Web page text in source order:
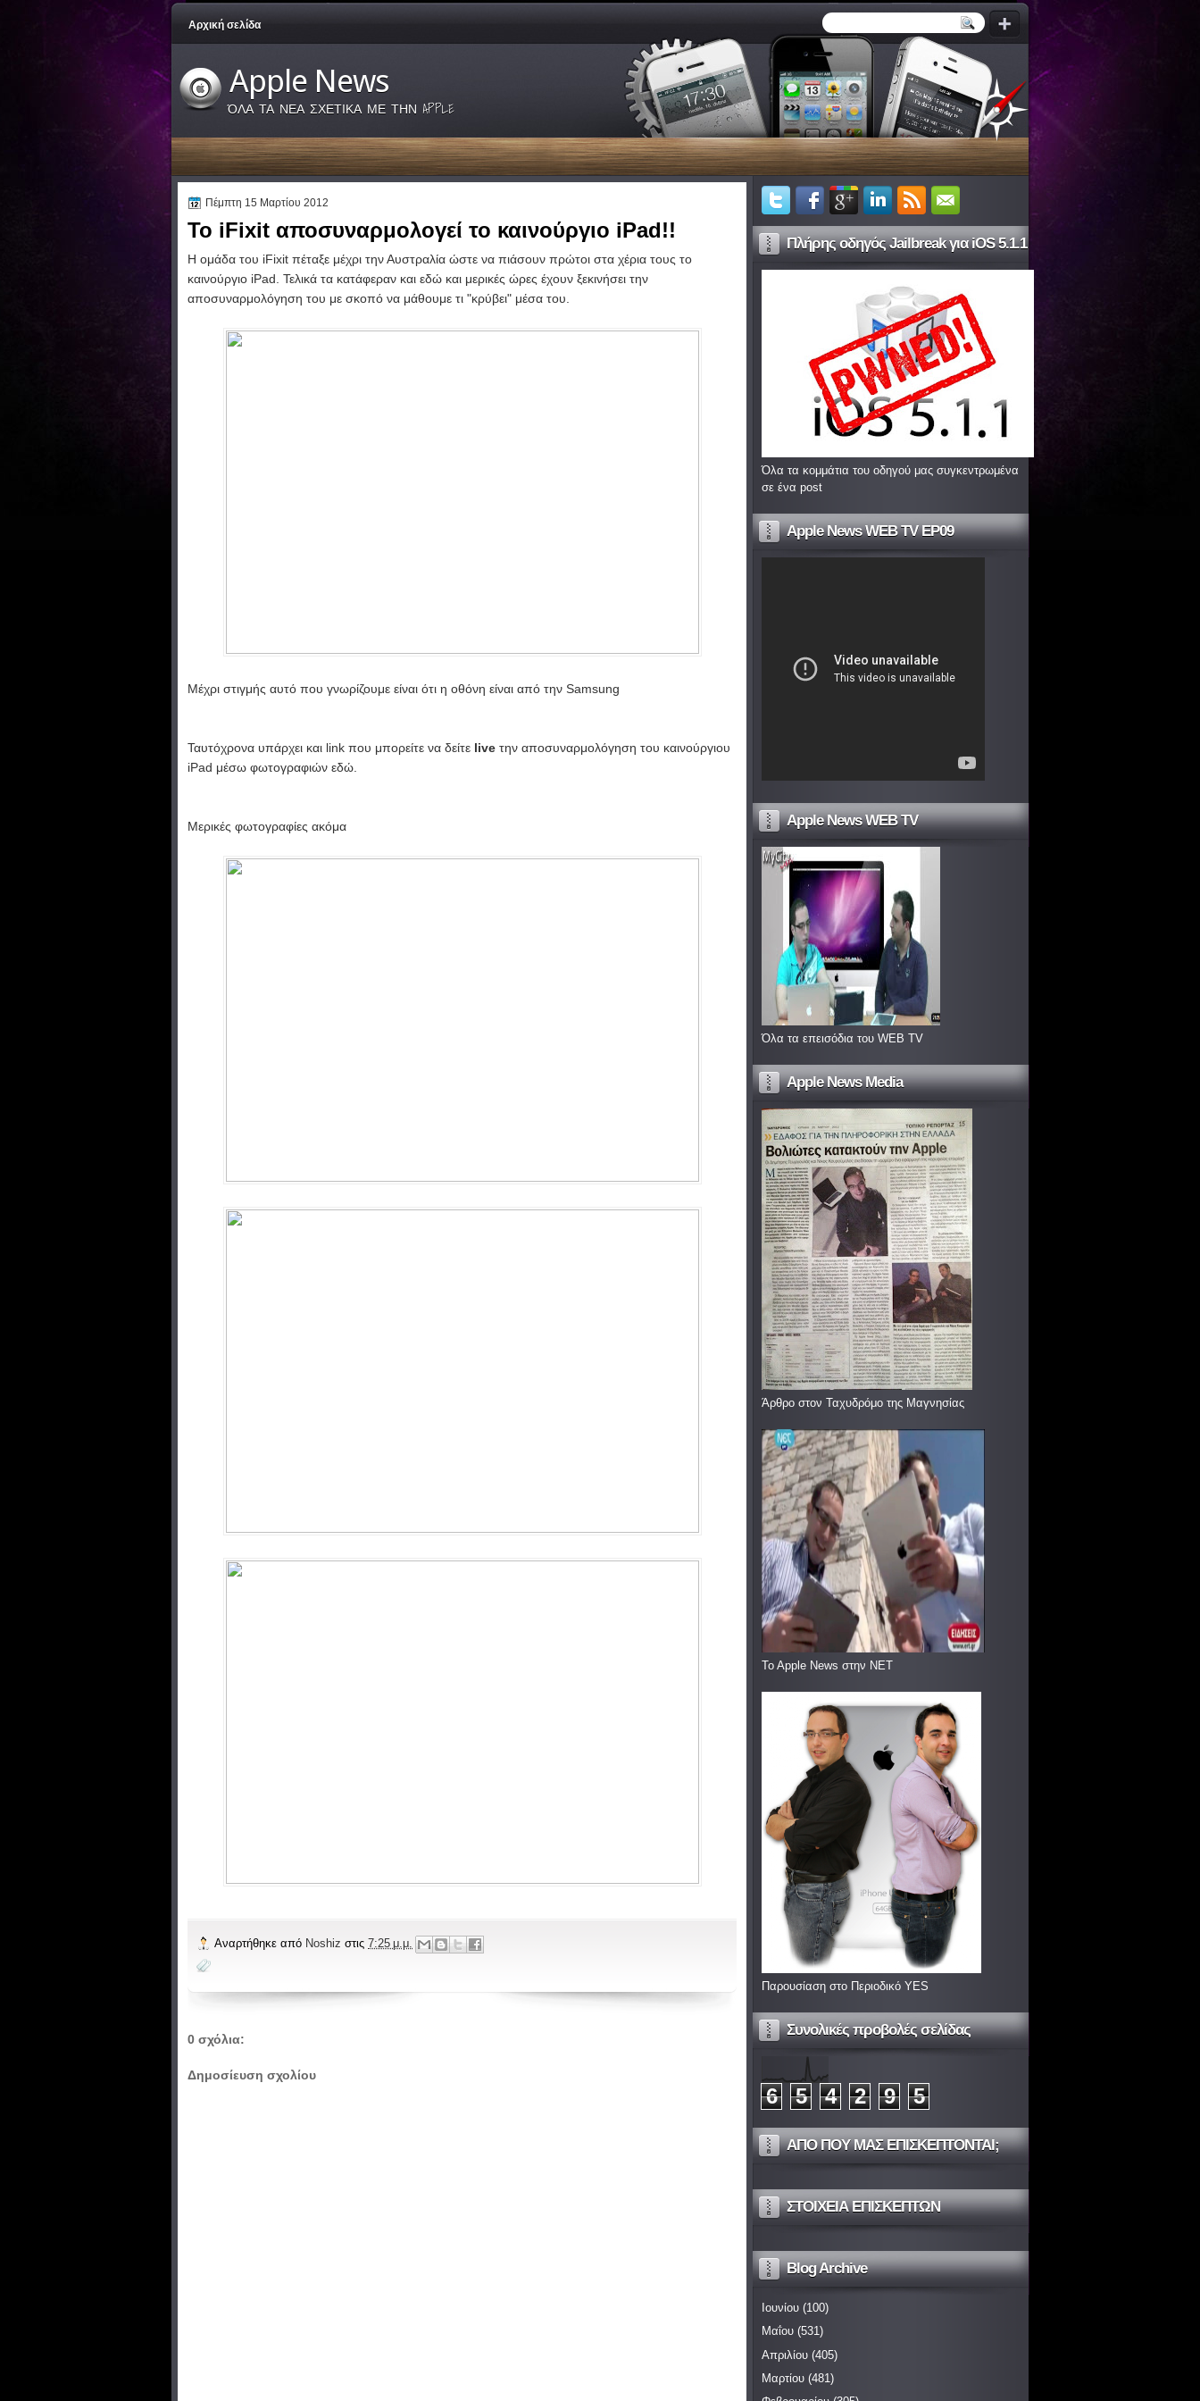
Αρχική σελίδα
Apple News
ΌΛΑ ΤΑ ΝΕΑ ΣΧΕΤΙΚΑ ΜΕ ΤΗΝ APPLE
Πέμπτη 15 Μαρτίου 2012
Το iFixit αποσυναρμολογεί το καινούργιο iPad!!
Η ομάδα του iFixit πέταξε μέχρι την Αυστραλία ώστε να πιάσουν πρώτοι στα χέρια τους το
καινούργιο iPad. Τελικά τα κατάφεραν και εδώ και μερικές ώρες έχουν ξεκινήσει την
αποσυναρμολόγηση του με σκοπό να μάθουμε τι "κρύβει" μέσα του.
Μέχρι στιγμής αυτό που γνωρίζουμε είναι ότι η οθόνη είναι από την Samsung
Ταυτόχρονα υπάρχει και link που μπορείτε να δείτε live την αποσυναρμολόγηση του καινούργιου
iPad μέσω φωτογραφιών εδώ
Μερικές φωτογραφίες ακόμα
Αναρτήθηκε από Noshiz στις 7:25 μ.μ.
0 σχόλια:
Δημοσίευση σχολίου
Πλήρης οδηγός Jailbreak για iOS 5.1.1
Όλα τα κομμάτια του οδηγού μας συγκεντρωμένα
σε ένα post
Apple News WEB TV EP09
Apple News WEB TV
Όλα τα επεισόδια του WEB TV
Apple News Media
Άρθρο στον Ταχυδρόμο της Μαγνησίας
To Apple News στην ΝΕΤ
Παρουσίαση στο Περιοδικό YES
Συνολικές προβολές σελίδας
6 5 4 2 9 5
ΑΠΟ ΠΟΥ ΜΑΣ ΕΠΙΣΚΕΠΤΟΝΤΑΙ;
ΣΤΟΙΧΕΙΑ ΕΠΙΣΚΕΠΤΩΝ
Blog Archive
Ιουνίου (100)
Μαΐου (531)
Απριλίου (405)
Μαρτίου (481)